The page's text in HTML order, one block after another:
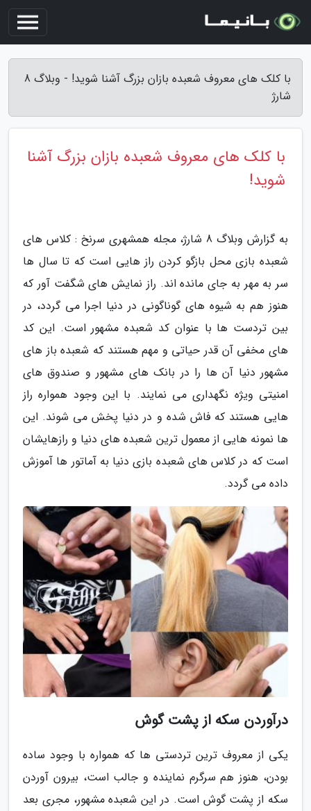
با کلک های معروف شعبده بازان بزرگ آشنا شوید! - وبلاگ 8
شارژ
با کلک های معروف شعبده بازان بزرگ آشنا
شوید!
به گزارش وبلاگ 8 شارژ، مجله همشهری سرنخ : کلاس های
شعبده بازی محل بازگو کردن راز هایی است که تا سال ها
سر به مهر به جای مانده اند. راز نمایش های شگفت آور که
هنوز هم به شیوه های گوناگونی در دنیا اجرا می گردد، در
بین تردست ها با عنوان کد شعبده مشهور است. این کد
های مخفی آن قدر حیاتی و مهم هستند که شعبده باز های
مشهور دنیا آن ها را در بانک های مشهور و صندوق های
امنیتی ویژه نگهداری می نمایند. با این وجود همواره راز
هایی هستند که فاش شده و در دنیا پخش می شوند. این
ها نمونه هایی از معمول ترین شعبده های دنیا و رازهایشان
است که در کلاس های شعبده بازی دنیا به آماتور ها آموزش
داده می گردد.
درآوردن سکه از پشت گوش
یکی از معروف ترین تردستی ها که همواره با وجود ساده
بودن، هنوز هم سرگرم نماینده و جالب است، بیرون آوردن
سکه از پشت گوش است. در این شعبده مشهور، مجری بعد